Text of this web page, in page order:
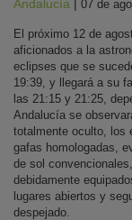
Andalucía | 07 de
El próximo 12 de
aficionados a la
eclipses que se
19:39, y llegará a su
las 21:15 y 21:25,
Andalucía se
totalmente oculto, los
gafas homologadas,
de sol
debidamente
lugares abiertos y
despejado.